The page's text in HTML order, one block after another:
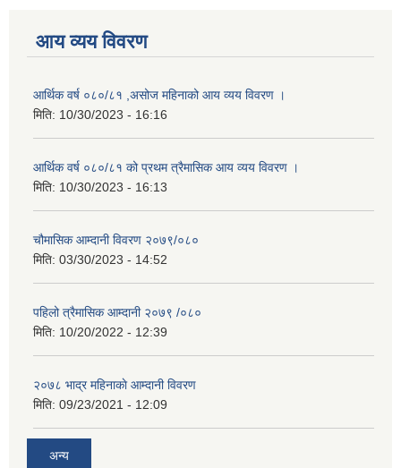
आय व्यय विवरण
आर्थिक वर्ष ०८०/८१ ,असोज महिनाको आय व्यय विवरण ।
मिति: 10/30/2023 - 16:16
आर्थिक वर्ष ०८०/८१ को प्रथम त्रैमासिक आय व्यय विवरण ।
मिति: 10/30/2023 - 16:13
चौमासिक आम्दानी विवरण २०७९/०८०
मिति: 03/30/2023 - 14:52
पहिलो त्रैमासिक आम्दानी २०७९ /०८०
मिति: 10/20/2022 - 12:39
२०७८ भाद्र महिनाकाे आम्दानी विवरण
मिति: 09/23/2021 - 12:09
अन्य